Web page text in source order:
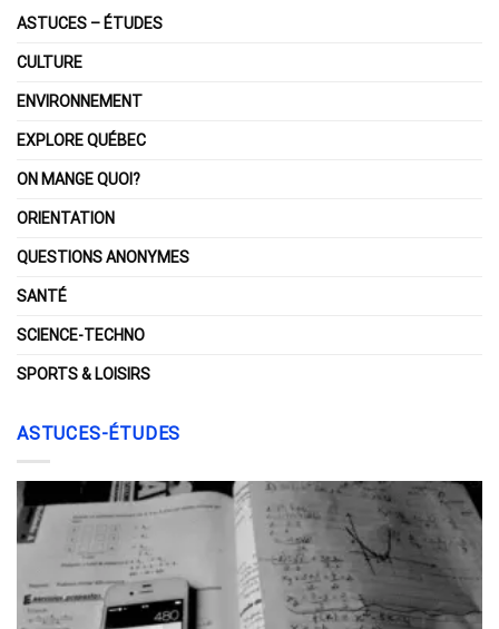
ASTUCES – ÉTUDES
CULTURE
ENVIRONNEMENT
EXPLORE QUÉBEC
ON MANGE QUOI?
ORIENTATION
QUESTIONS ANONYMES
SANTÉ
SCIENCE-TECHNO
SPORTS & LOISIRS
ASTUCES-ÉTUDES